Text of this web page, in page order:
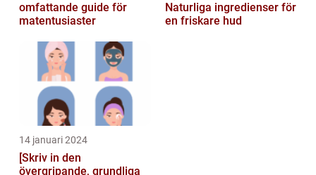
omfattande guide för
matentusiaster
Naturliga ingredienser för
en friskare hud
14 januari 2024
[Skriv in den
övergripande, grundliga